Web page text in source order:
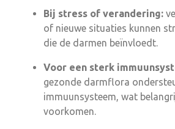
Bij stress of verandering:
of nieuwe situaties kunnen
die de darmen beïnvloedt.
Voor een sterk
gezonde darmflora
immuunsysteem, wat
voorkomen.